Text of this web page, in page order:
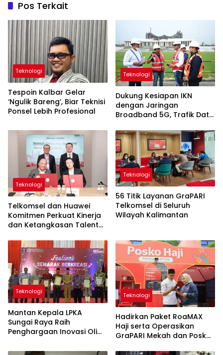
Pos Terkait
Teknologi
Tespoin Kalbar Gelar
‘Ngulik Bareng’, Biar Teknisi
Ponsel Lebih Profesional
Teknologi
Dukung Kesiapan IKN
dengan Jaringan
Broadband 5G, Trafik Data
650 Persen
Teknologi
Telkomsel dan Huawei
Komitmen Perkuat Kinerja
dan Ketangkasan Talenta
Teknologi
56 Titik Layanan GraPARI
Telkomsel di Seluruh
Wilayah Kalimantan
Teknologi
Mantan Kepala LPKA
Sungai Raya Raih
Penghargaan Inovasi Oli
Teknologi
Hadirkan Paket RoaMAX
Haji serta Operasikan
GraPARI Mekah dan Posko